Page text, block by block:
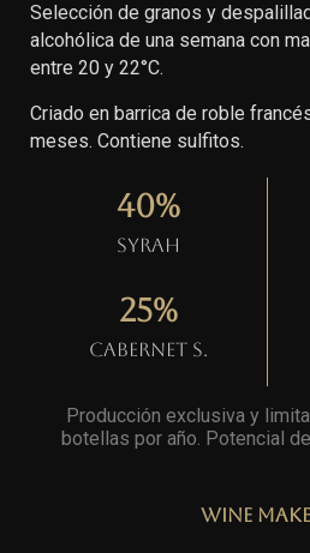
Selección de granos y
alcohólica de una semana con
entre 20 y 22°C.
Criado en barrica de roble
meses. Contiene sulfitos.
Syrah
40%
Cabernet S.
25%
Producción exclusiva y
botellas por año. Potencial
Wine